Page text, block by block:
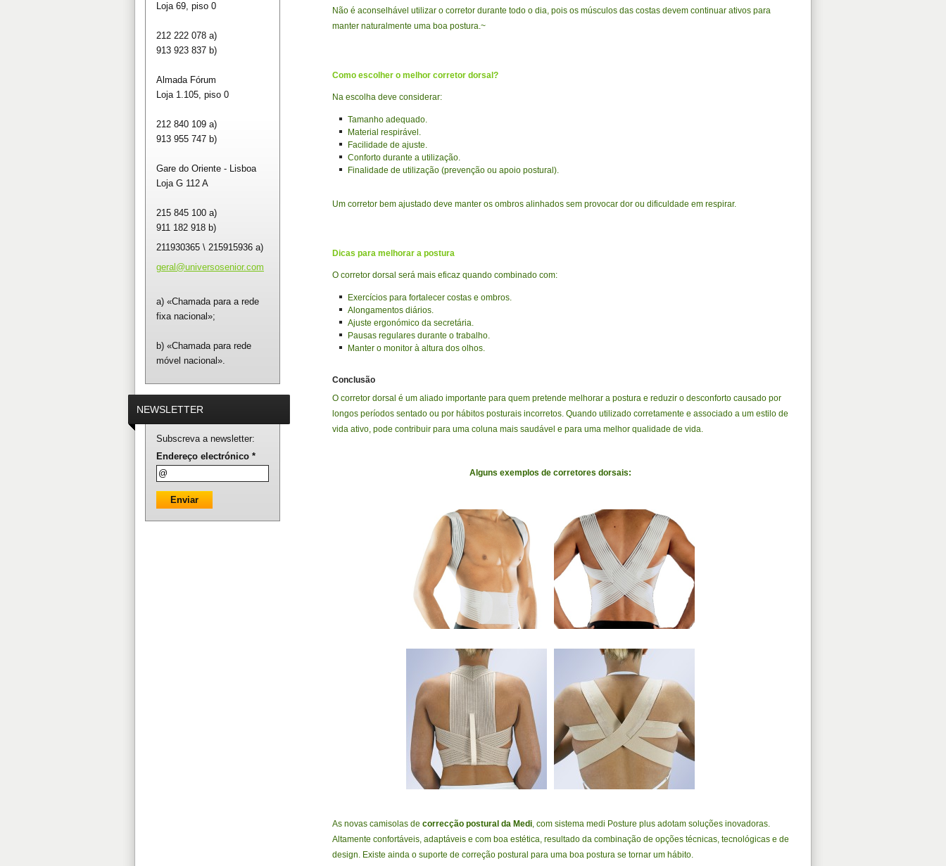
Não é aconselhável utilizar o corretor durante todo o dia, pois os músculos das costas devem continuar ativos para
manter naturalmente uma boa postura.~
Como escolher o melhor corretor dorsal?
Na escolha deve considerar:
Tamanho adequado.
Material respirável.
Facilidade de ajuste.
Conforto durante a utilização.
Finalidade de utilização (prevenção ou apoio postural).
Um corretor bem ajustado deve manter os ombros alinhados sem provocar dor ou dificuldade em respirar.
Dicas para melhorar a postura
O corretor dorsal será mais eficaz quando combinado com:
Exercícios para fortalecer costas e ombros.
Alongamentos diários.
Ajuste ergonómico da secretária.
Pausas regulares durante o trabalho.
Manter o monitor à altura dos olhos.
Conclusão
O corretor dorsal é um aliado importante para quem pretende melhorar a postura e reduzir o desconforto causado por
longos períodos sentado ou por hábitos posturais incorretos. Quando utilizado corretamente e associado a um estilo de
vida ativo, pode contribuir para uma coluna mais saudável e para uma melhor qualidade de vida.
Alguns exemplos de corretores dorsais:
As novas camisolas de correcção postural da Medi, com sistema medi Posture plus adotam soluções inovadoras.
Altamente confortáveis, adaptáveis e com boa estética, resultado da combinação de opções técnicas, tecnológicas e de
design. Existe ainda o suporte de correção postural para uma boa postura se tornar um hábito.
Loja 69, piso 0
212 222 078 a)
913 923 837 b)
Almada Fórum
Loja 1.105, piso 0
212 840 109 a)
913 955 747 b)
Gare do Oriente - Lisboa
Loja G 112 A
215 845 100 a)
911 182 918 b)
211930365 \ 215915936 a)
geral@universosenior.com
a) «Chamada para a rede
fixa nacional»;
b) «Chamada para rede
móvel nacional».
NEWSLETTER
Subscreva a newsletter:
Endereço electrónico *